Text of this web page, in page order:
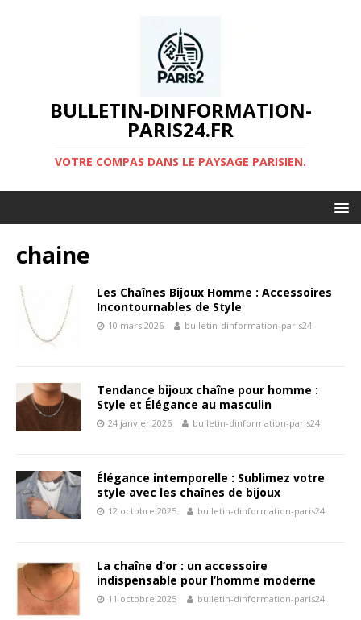
BULLETIN-DINFORMATION-
PARIS24.FR
VOTRE COMPAS DANS LE PAYSAGE PARISIEN.
chaine
Les Chaînes Bijoux Homme : Accessoires
Incontournables de Style
10 mars 2026 bulletin-dinformation-paris24
Tendance bijoux chaîne pour homme :
Style et Élégance au masculin
24 janvier 2026 bulletin-dinformation-paris24
Élégance intemporelle : Sublimez votre
style avec les chaînes de bijoux
12 octobre 2025 bulletin-dinformation-paris24
La chaîne d’or : un accessoire
indispensable pour l’homme moderne
11 octobre 2025 bulletin-dinformation-paris24